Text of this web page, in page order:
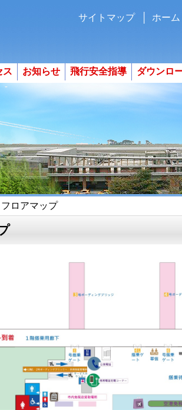
サイトマップ ホーム
ス お知らせ 飛行安全指導 ダウンロ
ロアマップ